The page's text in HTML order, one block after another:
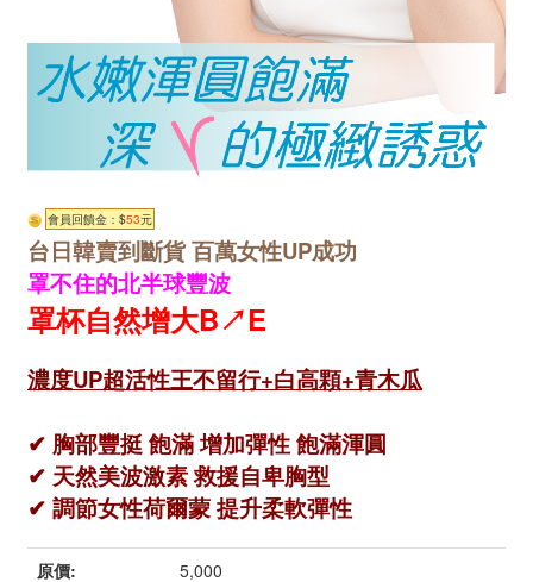
會員回饋金：$53元
台日韓賣到斷貨 百萬女性UP成功
罩不住的北半球豐波
罩杯自然增大B↗E
濃度UP超活性王不留行+白高顆+青木瓜
✔ 胸部豐挺 飽滿 增加彈性 飽滿渾圓
✔ 天然美波激素 救援自卑胸型
✔ 調節女性荷爾蒙 提升柔軟彈性
原價:
5,000